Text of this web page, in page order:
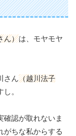
ん）は、モヤモヤ
さん（越川法子
。
確認が取れないま
がちな私からする